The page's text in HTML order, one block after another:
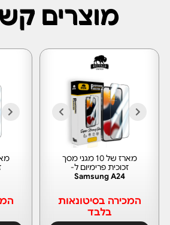
מוצרים
מארז של 10 מגני מסך
זכוכית פרימיום ל-
Samsung A24
המכירה בסיטונאות
בלבד